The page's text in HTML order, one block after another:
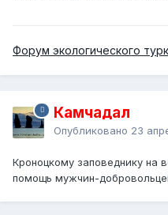
Форум экологического
Камчадал
Опубликовано 23
Кроноцкому заповеднику на
помощь мужчин-